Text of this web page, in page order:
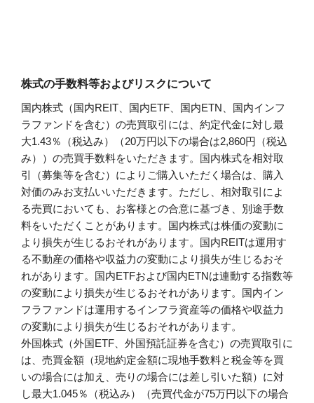
株式の手数料等およびリスクについて
国内株式（国内REIT、国内ETF、国内ETN、国内インフ
ラファンドを含む）の売買取引には、約定代金に対し最
大1.43％（税込み）（20万円以下の場合は2,860円（税込
み））の売買手数料をいただきます。国内株式を相対取
引（募集等を含む）によりご購入いただく場合は、購入
対価のみお支払いいただきます。ただし、相対取引によ
る売買においても、お客様との合意に基づき、別途手数
料をいただくことがあります。国内株式は株価の変動に
より損失が生じるおそれがあります。国内REITは運用す
る不動産の価格や収益力の変動により損失が生じるおそ
れがあります。国内ETFおよび国内ETNは連動する指数等
の変動により損失が生じるおそれがあります。国内イン
フラファンドは運用するインフラ資産等の価格や収益力
の変動により損失が生じるおそれがあります。
外国株式（外国ETF、外国預託証券を含む）の売買取引に
は、売買金額（現地約定金額に現地手数料と税金等を買
いの場合には加え、売りの場合には差し引いた額）に対
し最大1.045％（税込み）（売買代金が75万円以下の場合